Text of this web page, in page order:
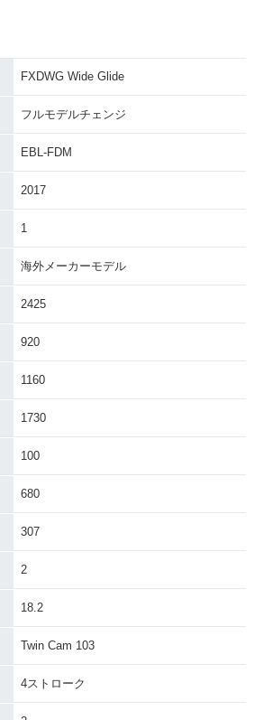
de Glide・カラーチ
de Glide・カラーチ
2010年 FXDWG Wi
2005年 FXDWG Wi
2002年 FXDWG Wi
1999年 FXDWG Wi
FXDWG Wide Glide
フルモデルチェンジ
EBL-FDM
2017
1
海外メーカーモデル
2425
920
1160
1730
100
680
307
2
18.2
Twin Cam 103
4ストローク